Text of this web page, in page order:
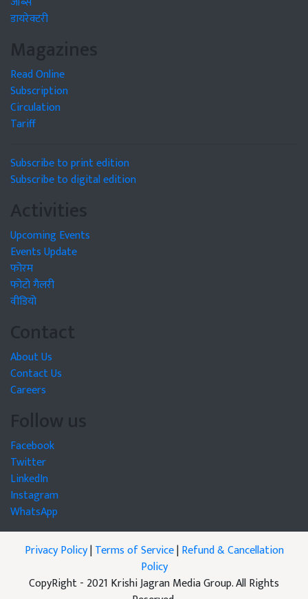
डायरेक्टरी
Magazines
Read Online
Subscription
Circulation
Tariff
Subscribe to print edition
Subscribe to digital edition
Activities
Upcoming Events
Events Update
फोरम
फोटो गैलरी
वीडियो
Contact
About Us
Contact Us
Careers
Follow us
Facebook
Twitter
LinkedIn
Instagram
WhatsApp
Privacy Policy|Terms of Service|Refund & Cancellation
Policy
CopyRight - 2021 Krishi Jagran Media Group. All Rights